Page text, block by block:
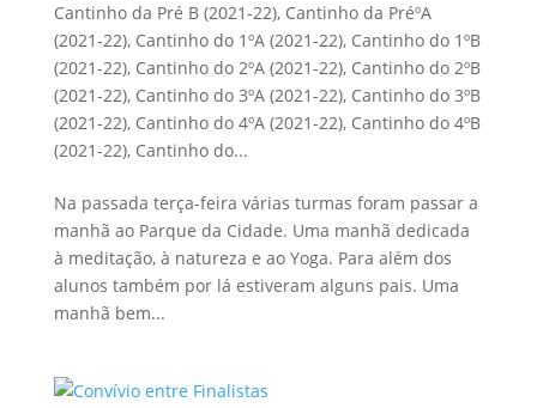
Cantinho da Pré B (2021-22), Cantinho da PréºA
(2021-22), Cantinho do 1ºA (2021-22), Cantinho do 1ºB
(2021-22), Cantinho do 2ºA (2021-22), Cantinho do 2ºB
(2021-22), Cantinho do 3ºA (2021-22), Cantinho do 3ºB
(2021-22), Cantinho do 4ºA (2021-22), Cantinho do 4ºB
(2021-22), Cantinho do...
Na passada terça-feira várias turmas foram passar a
manhã ao Parque da Cidade. Uma manhã dedicada
à meditação, à natureza e ao Yoga. Para além dos
alunos também por lá estiveram alguns pais. Uma
manhã bem...